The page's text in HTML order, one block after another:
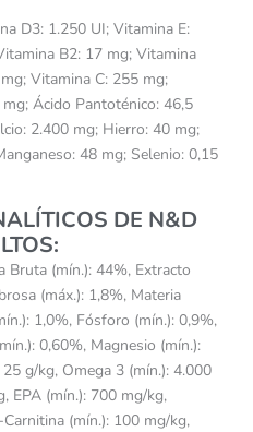
D3: 1.250 UI; Vitamina E:
B2: 17 mg; Vitamina
Vitamina C: 255 mg;
Ácido Pantoténico: 46,5
2.400 mg; Hierro: 40 mg;
48 mg; Selenio: 0,15
DE N&D
Bruta (mín.): 44%, Extracto
(máx.): 1,8%, Materia
1,0%, Fósforo (mín.): 0,9%,
0,60%, Magnesio (mín.):
g/kg, Omega 3 (mín.): 4.000
EPA (mín.): 700 mg/kg,
(mín.): 100 mg/kg,